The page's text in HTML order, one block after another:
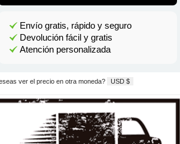
Envío gratis, rápido y seguro
Devolución fácil y gratis
Atención personalizada
ver el precio en otra moneda? USD $